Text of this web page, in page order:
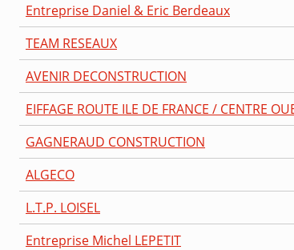
Entreprise Daniel & Eric Berdeaux
TEAM RESEAUX
AVENIR DECONSTRUCTION
EIFFAGE ROUTE ILE DE FRANCE / CENTRE
GAGNERAUD CONSTRUCTION
ALGECO
L.T.P. LOISEL
Entreprise Michel LEPETIT